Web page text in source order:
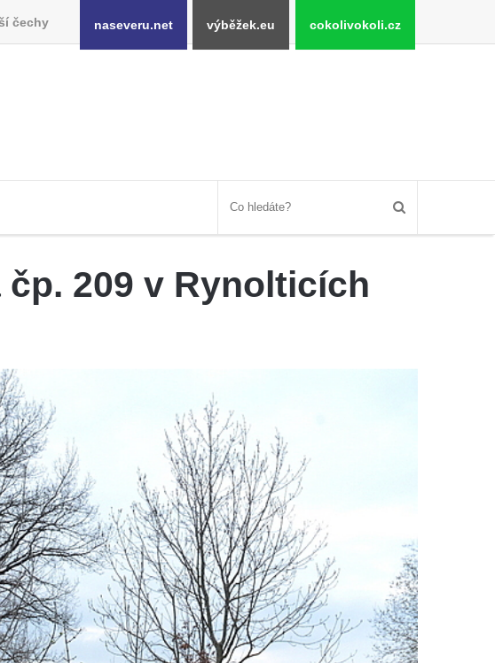
čechy naseveru.net výběžek.eu cokolivokoli.cz
209 v Rynolticích